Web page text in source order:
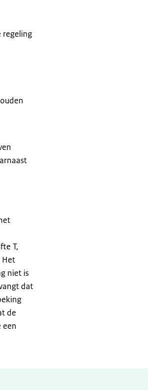
regeling
T,
Het
niet is
dat
de
een